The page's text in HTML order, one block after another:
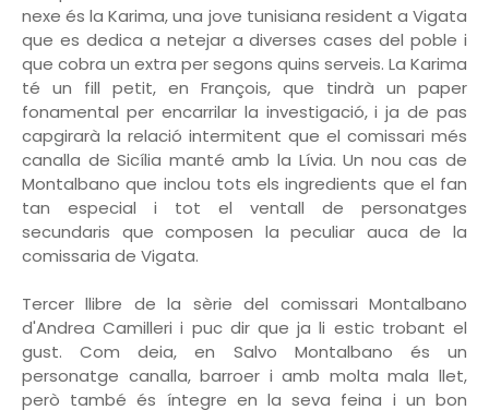
nexe és la Karima, una jove tunisiana resident a Vigata
que es dedica a netejar a diverses cases del poble i
que cobra un extra per segons quins serveis. La Karima
té un fill petit, en François, que tindrà un paper
fonamental per encarrilar la investigació, i ja de pas
capgirarà la relació intermitent que el comissari més
canalla de Sicília manté amb la Lívia. Un nou cas de
Montalbano que inclou tots els ingredients que el fan
tan especial i tot el ventall de personatges
secundaris que composen la peculiar auca de la
comissaria de Vigata.
Tercer llibre de la sèrie del comissari Montalbano
d'Andrea Camilleri i puc dir que ja li estic trobant el
gust. Com deia, en Salvo Montalbano és un
personatge canalla, barroer i amb molta mala llet,
però també és íntegre en la seva feina i un bon